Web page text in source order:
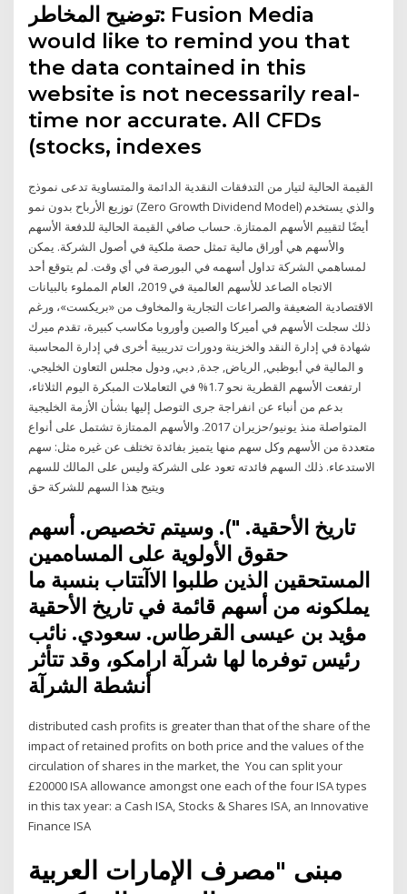
توضيح المخاطر: Fusion Media
would like to remind you that
the data contained in this
website is not necessarily real-
time nor accurate. All CFDs
(stocks, indexes
القيمة الحالية لتيار من التدفقات النقدية الدائمة والمتساوية تدعى نموذج
توزيع الأرباح بدون نمو (Zero Growth Dividend Model) والذي يستخدم
أيضًا لتقييم الأسهم الممتازة. حساب صافي القيمة الحالية للدفعة الأسهم
والأسهم هي أوراق مالية تمثل حصة ملكية في أصول الشركة. يمكن
لمساهمي الشركة تداول أسهمه في البورصة في أي وقت. لم يتوقع أحد
الاتجاه الصاعد للأسهم العالمية في 2019، العام المملوء بالبيانات
الاقتصادية الضعيفة والصراعات التجارية والمخاوف من «بريكست»، ورغم
ذلك سجلت الأسهم في أميركا والصين وأوروبا مكاسب كبيرة، تقدم ميرك
شهادة في إدارة النقد والخزينة ودورات تدريبية أخرى في إدارة المحاسبة
و المالية في أبوظبي, الرياض, جدة, دبي, ودول مجلس التعاون الخليجي.
ارتفعت الأسهم القطرية نحو 1.7% في التعاملات المبكرة اليوم الثلاثاء،
بدعم من أنباء عن انفراجة جرى التوصل إليها بشأن الأزمة الخليجية
المتواصلة منذ يونيو/حزيران 2017. والأسهم الممتازة تشتمل على أنواع
متعددة من الأسهم وكل سهم منها يتميز بفائدة تختلف عن غيره مثل: سهم
الاستدعاء. ذلك السهم فائدته تعود على الشركة وليس على المالك للسهم
ويتيح هذا السهم للشركة حق
ﺗﺎرﻳﺦ اﻷﺣﻘﻴﺔ. "). وﺳﻴﺘﻢ ﺗﺨﺼﻴﺺ. أﺳﻬﻢ
ﺣﻘﻮق اﻷوﻟﻮﻳﺔ ﻋﻠﻰ اﻟﻤﺴﺎهﻤﻴﻦ
اﻟﻤﺴﺘﺤﻘﻴﻦ اﻟﺬﻳﻦ ﻃﻠﺒﻮا اﻻآﺘﺘﺎب ﺑﻨﺴﺒﺔ ﻣﺎ
ﻳﻤﻠﻜﻮﻧﻪ ﻣﻦ أﺳﻬﻢ ﻗﺎﺋﻤﺔ ﻓﻲ ﺗﺎرﻳﺦ اﻷﺣﻘﻴﺔ
ﻣﺆﻳﺪ ﺑﻦ ﻋﻴﺴﻰ اﻟﻘﺮﻃﺎس. ﺳﻌﻮدي. ﻧﺎﺋﺐ
رﺋﻴﺲ ﺗﻮﻓﺮهﺎ ﻟﻬﺎ ﺷﺮآﺔ اراﻣﻜﻮ، وﻗﺪ ﺗﺘﺄﺛﺮ
أﻧﺸﻄﺔ اﻟﺸﺮآﺔ
distributed cash profits is greater than that of the share of the
impact of retained profits on both price and the values of the
circulation of shares in the market, the You can split your
£20000 ISA allowance amongst one each of the four ISA types
in this tax year: a Cash ISA, Stocks & Shares ISA, an Innovative
Finance ISA
مبنى "مصرف الإمارات العربية